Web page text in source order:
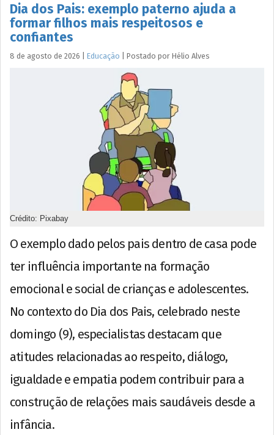
Dia dos Pais: exemplo paterno ajuda a
formar filhos mais respeitosos e
confiantes
8 de agosto de 2026 Educação Postado por Hélio Alves
Crédito: Pixabay
O exemplo dado pelos pais dentro de casa pode
ter influência importante na formação
emocional e social de crianças e adolescentes.
No contexto do Dia dos Pais, celebrado neste
domingo (9), especialistas destacam que
atitudes relacionadas ao respeito, diálogo,
igualdade e empatia podem contribuir para a
construção de relações mais saudáveis desde a
infância.